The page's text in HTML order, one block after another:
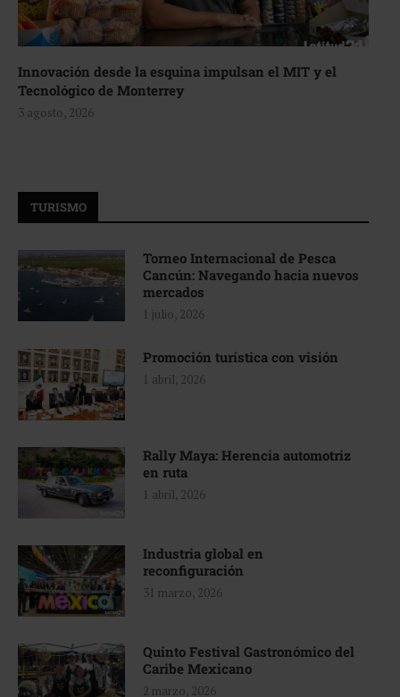
Innovación desde la esquina impulsan el MIT y el
Tecnológico de Monterrey
3 agosto, 2026
TURISMO
Torneo Internacional de Pesca
Cancún: Navegando hacia nuevos
mercados
1 julio, 2026
Promoción turística con visión
1 abril, 2026
Rally Maya: Herencia automotriz
en ruta
1 abril, 2026
Industria global en
reconfiguración
31 marzo, 2026
Quinto Festival Gastronómico del
Caribe Mexicano
2 marzo, 2026